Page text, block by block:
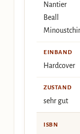
Nantier
Beall
EINBAND
Hardcover
ZUSTAND
sehr gut
ISBN